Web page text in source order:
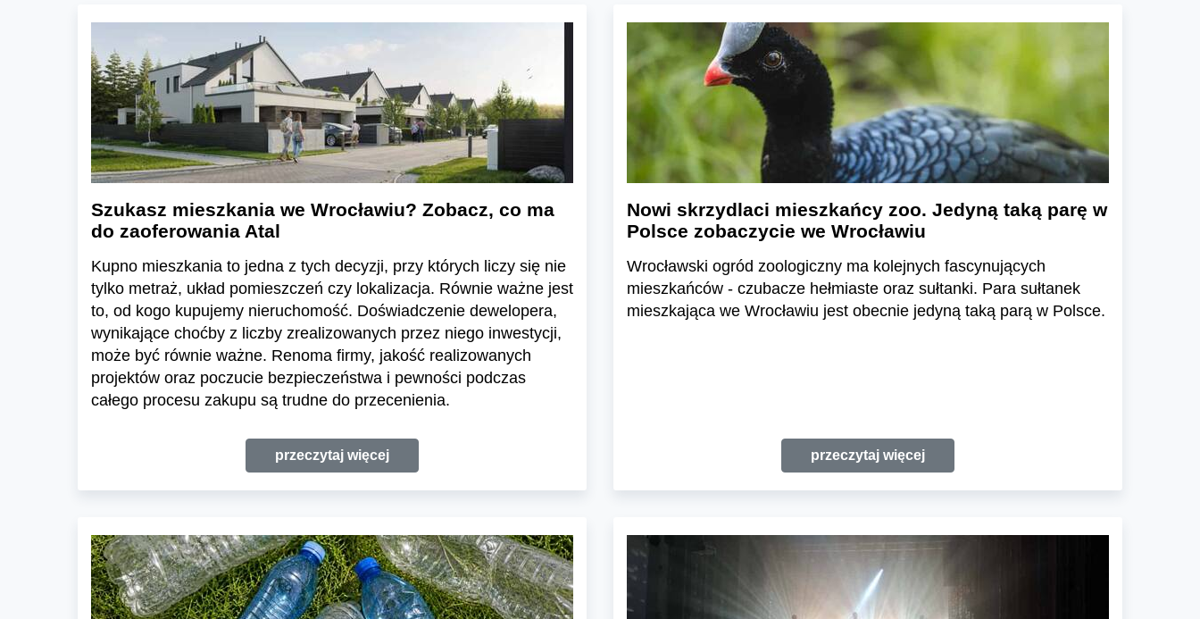
Szukasz mieszkania we Wrocławiu? Zobacz, co ma
do zaoferowania Atal
Kupno mieszkania to jedna z tych decyzji, przy których liczy się nie
tylko metraż, układ pomieszczeń czy lokalizacja. Równie ważne jest
to, od kogo kupujemy nieruchomość. Doświadczenie dewelopera,
wynikające choćby z liczby zrealizowanych przez niego inwestycji,
może być równie ważne. Renoma firmy, jakość realizowanych
projektów oraz poczucie bezpieczeństwa i pewności podczas
całego procesu zakupu są trudne do przecenienia.
przeczytaj więcej
Nowi skrzydlaci mieszkańcy zoo. Jedyną taką parę w
Polsce zobaczycie we Wrocławiu
Wrocławski ogród zoologiczny ma kolejnych fascynujących
mieszkańców - czubacze hełmiaste oraz sułtanki. Para sułtanek
mieszkająca we Wrocławiu jest obecnie jedyną taką parą w Polsce.
przeczytaj więcej